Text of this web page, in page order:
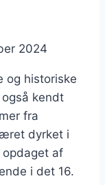
2024
og historiske
kendt
fra
dyrket i
opdaget af
i det 16.